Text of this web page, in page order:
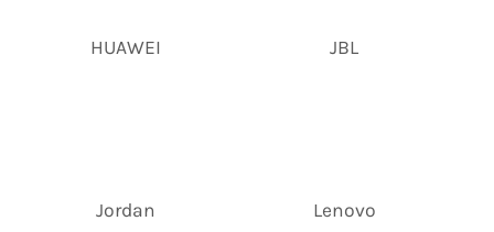
HUAWEI JBL
Jordan Lenovo